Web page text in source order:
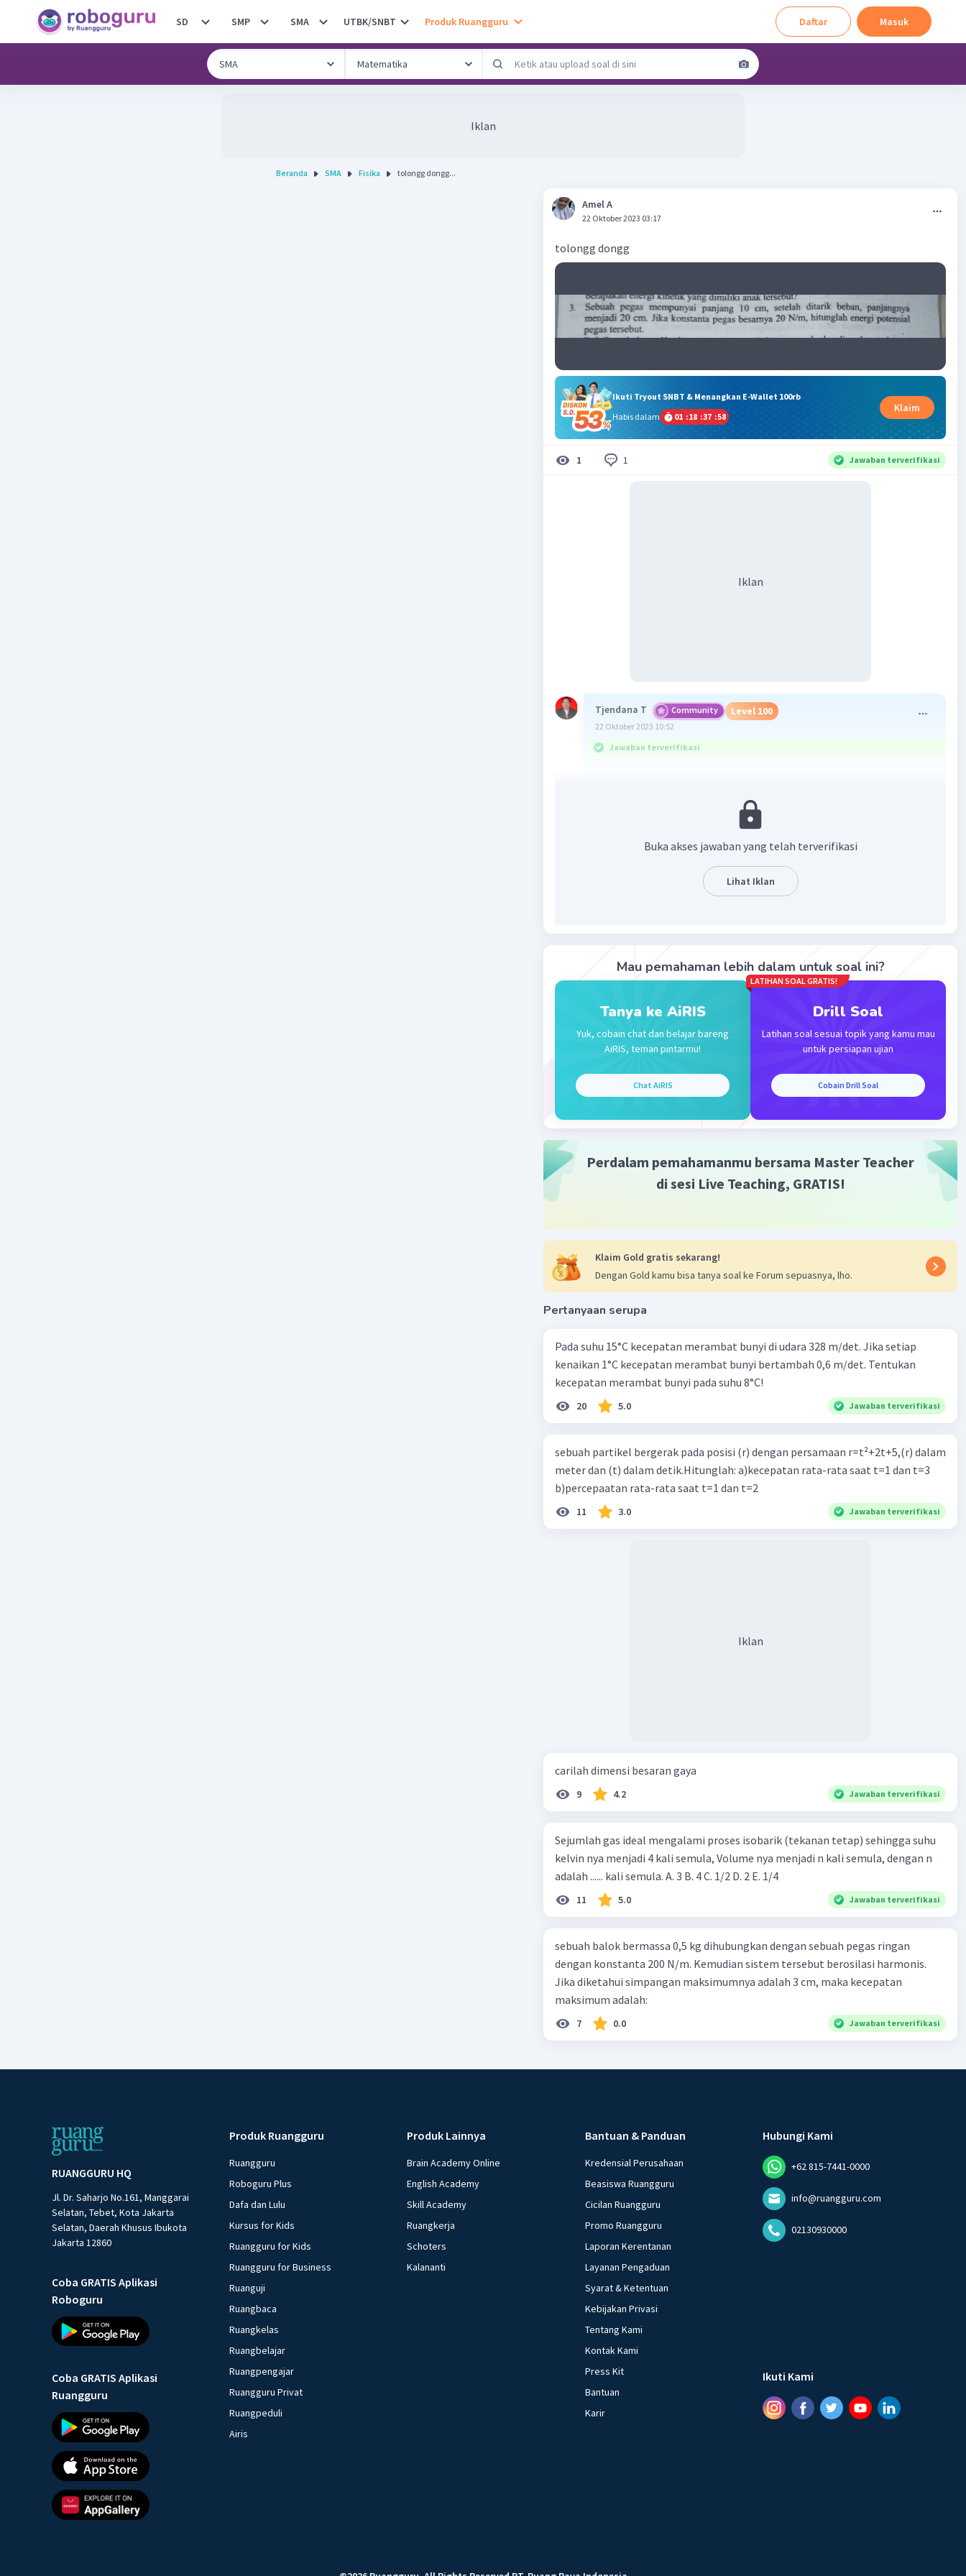
SD SMP SMA UTBK/SNBT Produk Ruangguru Daftar Masuk
Iklan
Beranda SMA Fisika tolongg dongg...
Amel A
22 Oktober 2023 03:17
tolongg dongg
Ikuti Tryout SNBT & Menangkan E-Wallet 100rb
Habis dalam
01 :18 :37 :58
Klaim
1 1 Jawaban terverifikasi
Iklan
Tjendana T Community Level 100
22 Oktober 2023 10:52
Jawaban terverifikasi
= ½ × 20 × (0,2 - 0,1)²
Buka akses jawaban yang telah terverifikasi
Lihat Iklan
Mau pemahaman lebih dalam untuk soal ini?
Tanya ke AiRIS
Yuk, cobain chat dan belajar bareng
AiRIS, teman pintarmu!
Chat AiRIS
LATIHAN SOAL GRATIS!
Drill Soal
Latihan soal sesuai topik yang kamu mau
untuk persiapan ujian
Cobain Drill Soal
Perdalam pemahamanmu bersama Master Teacher
di sesi Live Teaching, GRATIS!
Klaim Gold gratis sekarang!
Dengan Gold kamu bisa tanya soal ke Forum sepuasnya, lho.
Pertanyaan serupa
Pada suhu 15°C kecepatan merambat bunyi di udara 328 m/det. Jika setiap
kenaikan 1°C kecepatan merambat bunyi bertambah 0,6 m/det. Tentukan
kecepatan merambat bunyi pada suhu 8°C!
20 5.0 Jawaban terverifikasi
sebuah partikel bergerak pada posisi (r) dengan persamaan r=t²+2t+5,(r) dalam
meter dan (t) dalam detik.Hitunglah: a)kecepatan rata-rata saat t=1 dan t=3
b)percepaatan rata-rata saat t=1 dan t=2
11 3.0 Jawaban terverifikasi
Iklan
carilah dimensi besaran gaya
9 4.2 Jawaban terverifikasi
Sejumlah gas ideal mengalami proses isobarik (tekanan tetap) sehingga suhu
kelvin nya menjadi 4 kali semula, Volume nya menjadi n kali semula, dengan n
adalah ...... kali semula. A. 3 B. 4 C. 1/2 D. 2 E. 1/4
11 5.0 Jawaban terverifikasi
sebuah balok bermassa 0,5 kg dihubungkan dengan sebuah pegas ringan
dengan konstanta 200 N/m. Kemudian sistem tersebut berosilasi harmonis.
Jika diketahui simpangan maksimumnya adalah 3 cm, maka kecepatan
maksimum adalah:
7 0.0 Jawaban terverifikasi
RUANGGURU HQ
Jl. Dr. Saharjo No.161, Manggarai
Selatan, Tebet, Kota Jakarta
Selatan, Daerah Khusus Ibukota
Jakarta 12860
Coba GRATIS Aplikasi
Roboguru
Coba GRATIS Aplikasi
Ruangguru
Produk Ruangguru
Ruangguru
Roboguru Plus
Dafa dan Lulu
Kursus for Kids
Ruangguru for Kids
Ruangguru for Business
Ruanguji
Ruangbaca
Ruangkelas
Ruangbelajar
Ruangpengajar
Ruangguru Privat
Ruangpeduli
Airis
Produk Lainnya
Brain Academy Online
English Academy
Skill Academy
Ruangkerja
Schoters
Kalananti
Bantuan & Panduan
Kredensial Perusahaan
Beasiswa Ruangguru
Cicilan Ruangguru
Promo Ruangguru
Laporan Kerentanan
Layanan Pengaduan
Syarat & Ketentuan
Kebijakan Privasi
Tentang Kami
Kontak Kami
Press Kit
Bantuan
Karir
Hubungi Kami
+62 815-7441-0000
info@ruangguru.com
02130930000
Ikuti Kami